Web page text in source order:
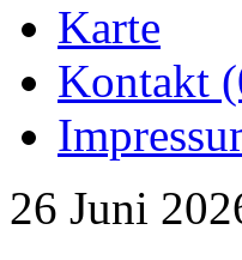
Karte
Kontakt
26 Juni